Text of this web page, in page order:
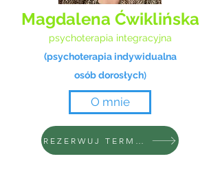
Magdalena Ćwiklińska
psychoterapia integracyjna
(psychoterapia indywidualna
osób dorosłych)
O mnie
REZERWUJ TERMIN